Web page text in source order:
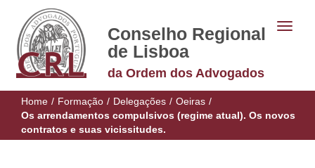
Conselho Regional
de Lisboa
da Ordem dos Advogados
Home / Formação / Delegações / Oeiras /
Os arrendamentos compulsivos (regime atual). Os novos
contratos e suas vicissitudes.